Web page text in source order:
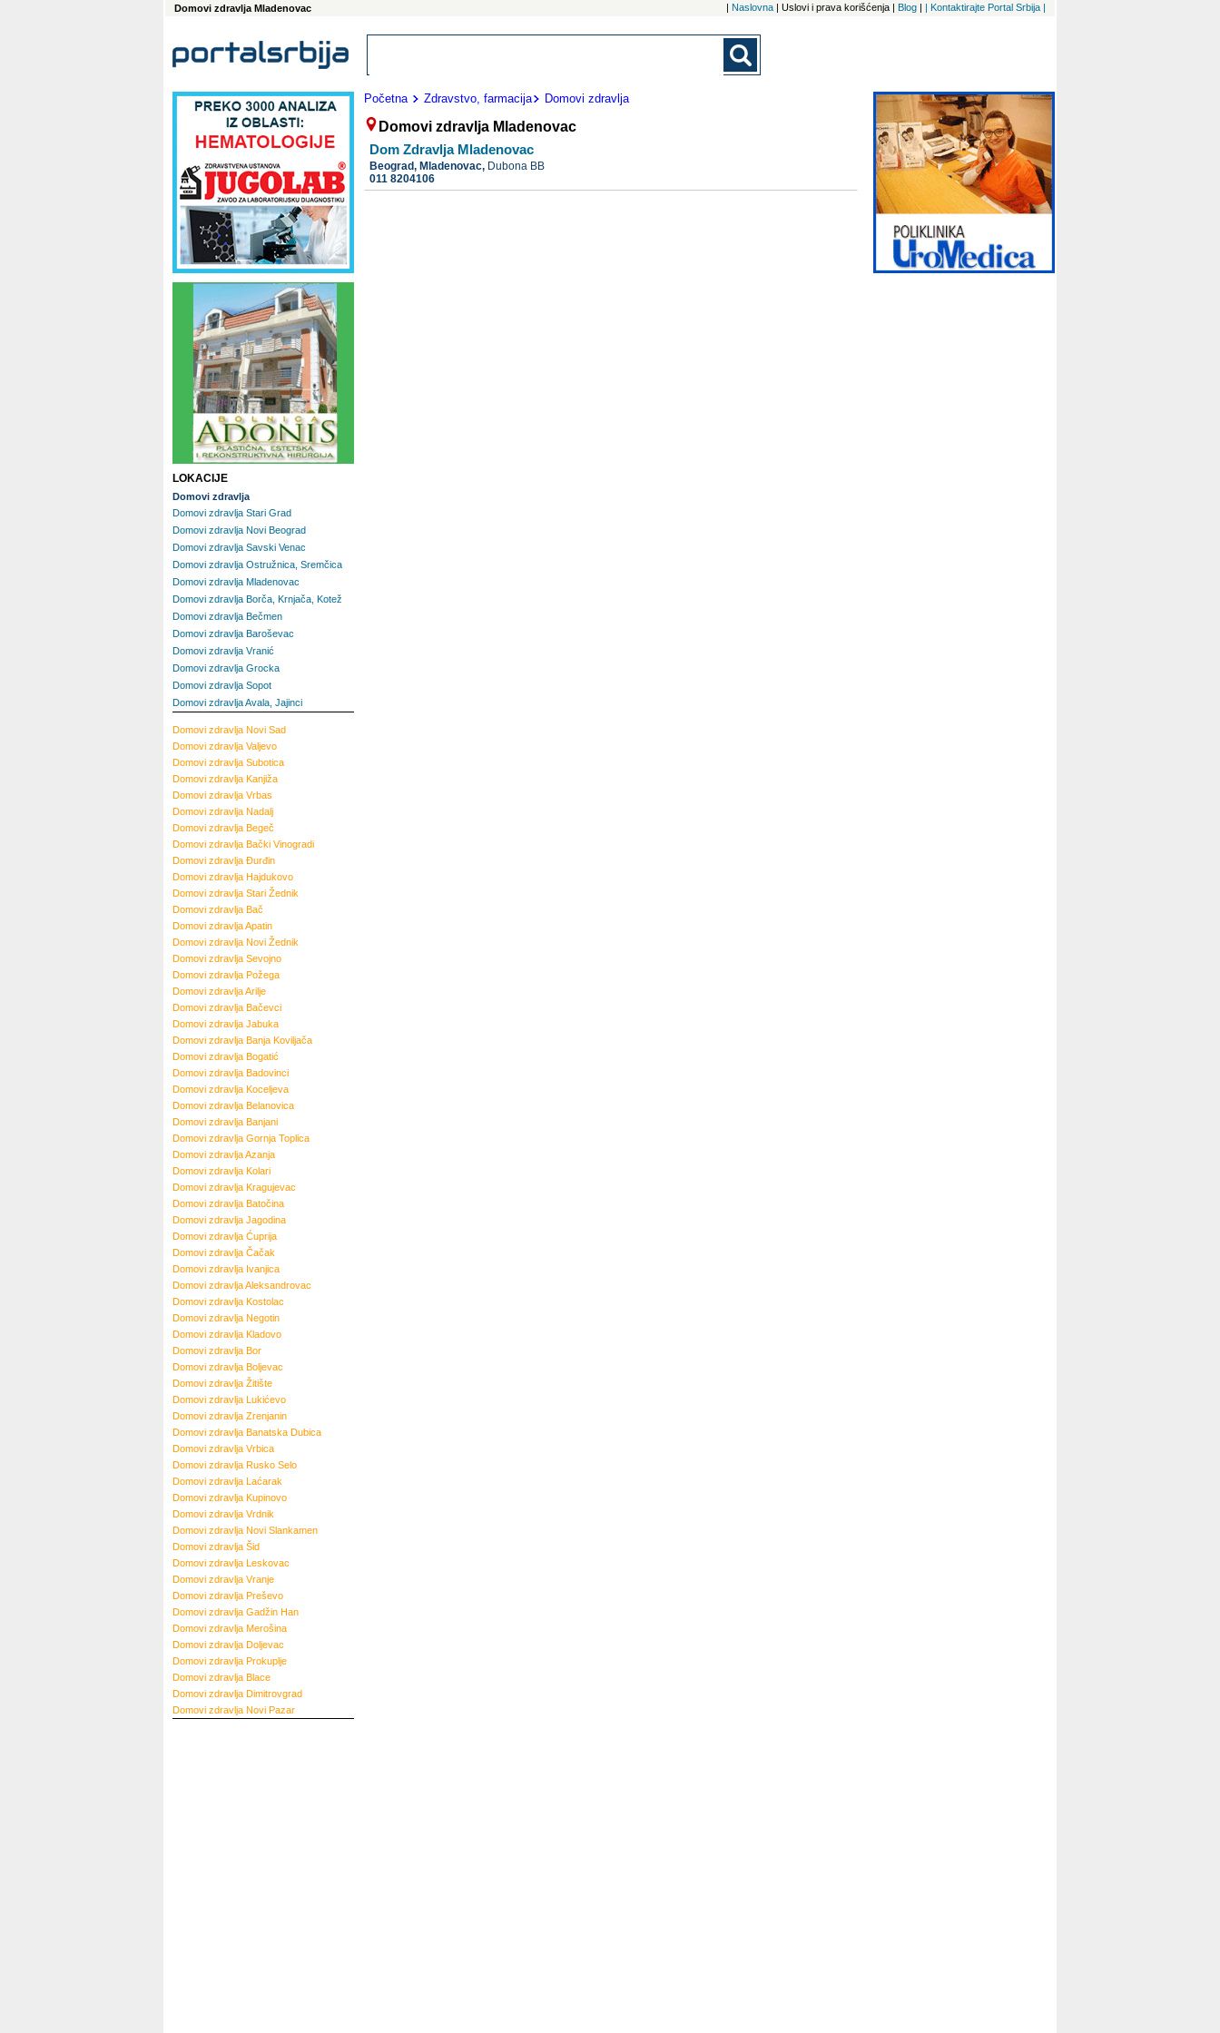
Domovi zdravlja Mladenovac | Naslovna | Uslovi i prava korišćenja | Blog | | Kontaktirajte Portal Srbija |
Početna Zdravstvo, farmacija Domovi zdravlja
Domovi zdravlja Mladenovac
Dom Zdravlja Mladenovac
Beograd, Mladenovac, Dubona BB
011 8204106
LOKACIJE
Domovi zdravlja
Domovi zdravlja Stari Grad
Domovi zdravlja Novi Beograd
Domovi zdravlja Savski Venac
Domovi zdravlja Ostružnica, Sremčica
Domovi zdravlja Mladenovac
Domovi zdravlja Borča, Krnjača, Kotež
Domovi zdravlja Bečmen
Domovi zdravlja Baroševac
Domovi zdravlja Vranić
Domovi zdravlja Grocka
Domovi zdravlja Sopot
Domovi zdravlja Avala, Jajinci
Domovi zdravlja Novi Sad
Domovi zdravlja Valjevo
Domovi zdravlja Subotica
Domovi zdravlja Kanjiža
Domovi zdravlja Vrbas
Domovi zdravlja Nadalj
Domovi zdravlja Begeč
Domovi zdravlja Bački Vinogradi
Domovi zdravlja Đurđin
Domovi zdravlja Hajdukovo
Domovi zdravlja Stari Žednik
Domovi zdravlja Bač
Domovi zdravljaApatin
Domovi zdravlja Novi Žednik
Domovi zdravlja Sevojno
Domovi zdravlja Požega
Domovi zdravljaArilje
Domovi zdravlja Bačevci
Domovi zdravlja Jabuka
Domovi zdravlja Banja Koviljača
Domovi zdravlja Bogatić
Domovi zdravlja Badovinci
Domovi zdravlja Koceljeva
Domovi zdravlja Belanovica
Domovi zdravlja Banjani
Domovi zdravlja Gornja Toplica
Domovi zdravljaAzanja
Domovi zdravlja Kolari
Domovi zdravlja Kragujevac
Domovi zdravlja Batočina
Domovi zdravlja Jagodina
Domovi zdravlja Ćuprija
Domovi zdravlja Čačak
Domovi zdravlja Ivanjica
Domovi zdravljaAleksandrovac
Domovi zdravlja Kostolac
Domovi zdravlja Negotin
Domovi zdravlja Kladovo
Domovi zdravlja Bor
Domovi zdravlja Boljevac
Domovi zdravlja Žitište
Domovi zdravlja Lukićevo
Domovi zdravlja Zrenjanin
Domovi zdravlja Banatska Dubica
Domovi zdravlja Vrbica
Domovi zdravlja Rusko Selo
Domovi zdravlja Laćarak
Domovi zdravlja Kupinovo
Domovi zdravlja Vrdnik
Domovi zdravlja Novi Slankamen
Domovi zdravlja Šid
Domovi zdravlja Leskovac
Domovi zdravlja Vranje
Domovi zdravlja Preševo
Domovi zdravlja Gadžin Han
Domovi zdravlja Merošina
Domovi zdravlja Doljevac
Domovi zdravlja Prokuplje
Domovi zdravlja Blace
Domovi zdravlja Dimitrovgrad
Domovi zdravlja Novi Pazar